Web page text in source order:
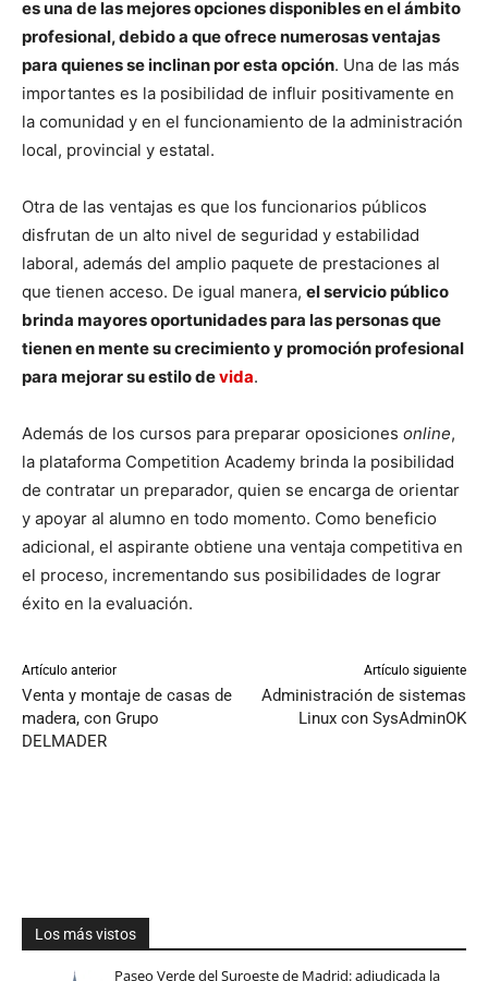
es una de las mejores opciones disponibles en el ámbito
profesional, debido a que ofrece numerosas ventajas
para quienes se inclinan por esta opción. Una de las más
importantes es la posibilidad de influir positivamente en
la comunidad y en el funcionamiento de la administración
local, provincial y estatal.
Otra de las ventajas es que los funcionarios públicos
disfrutan de un alto nivel de seguridad y estabilidad
laboral, además del amplio paquete de prestaciones al
que tienen acceso. De igual manera, el servicio público
brinda mayores oportunidades para las personas que
tienen en mente su crecimiento y promoción profesional
para mejorar su estilo devida.
Además de los cursos para preparar oposiciones online,
la plataforma Competition Academy brinda la posibilidad
de contratar un preparador, quien se encarga de orientar
y apoyar al alumno en todo momento. Como beneficio
adicional, el aspirante obtiene una ventaja competitiva en
el proceso, incrementando sus posibilidades de lograr
éxito en la evaluación.
Artículo anterior
Venta y montaje de casas de
madera, con Grupo
DELMADER
Artículo siguiente
Administración de sistemas
Linux con SysAdminOK
Los más vistos
Paseo Verde del Suroeste de Madrid: adjudicada la